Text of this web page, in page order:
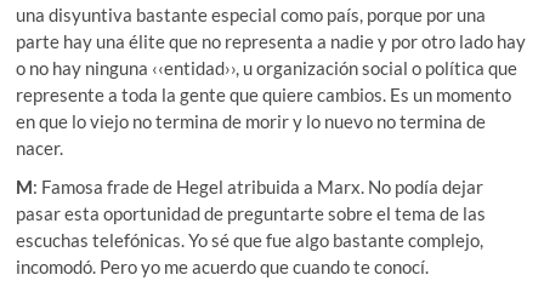
una disyuntiva bastante especial como país, porque por una
parte hay una élite que no representa a nadie y por otro lado hay
o no hay ninguna ‹‹entidad››, u organización social o política que
represente a toda la gente que quiere cambios. Es un momento
en que lo viejo no termina de morir y lo nuevo no termina de
nacer.
M: Famosa frade de Hegel atribuida a Marx. No podía dejar
pasar esta oportunidad de preguntarte sobre el tema de las
escuchas telefónicas. Yo sé que fue algo bastante complejo,
incomodó. Pero yo me acuerdo que cuando te conocí.